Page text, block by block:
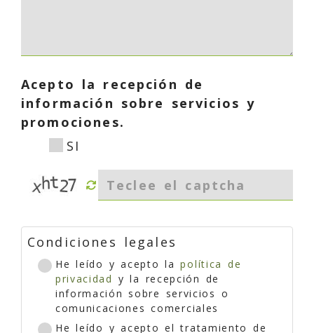
Acepto la recepción de
información sobre servicios y
promociones.
SI
Condiciones legales
He leído y acepto lapolítica de
privacidad y la recepción de
información sobre servicios o
comunicaciones comerciales
He leído y acepto el tratamiento de